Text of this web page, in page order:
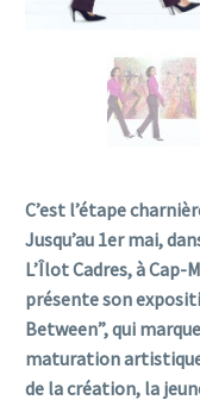
C’est l’étape
Jusqu’au 1er mai,
L’Îlot Cadres, à
présente son
Between”, qui
maturation
de la création, la